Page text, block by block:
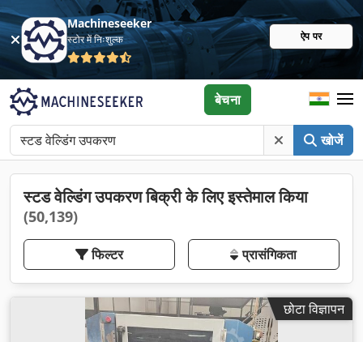
Machineseeker
स्टोर में निःशुल्क ऐप पर
खोजें
बेचना
स्टड वेल्डिंग उपकरण बिक्री के लिए इस्तेमाल किया
(50,139)
फिल्टर प्रासंगिकता
छोटा विज्ञापन